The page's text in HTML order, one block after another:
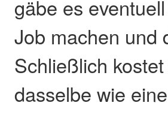
gäbe es
Job machen und
Schließlich
dasselbe wie